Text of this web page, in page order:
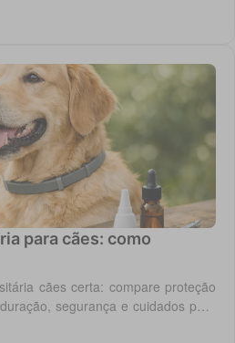
para cães: como
cães certa: compare proteção
segurança e cuidados para